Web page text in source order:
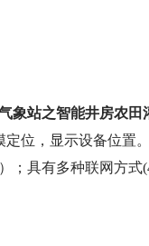
象站之智能井房农田
定位，显示设备位置
；具有多种联网方式